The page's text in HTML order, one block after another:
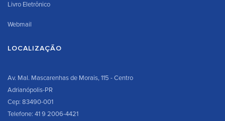
Livro Eletrônico
Webmail
LOCALIZAÇÃO
Av. Mal. Mascarenhas de Morais, 115 - Centro
Adrianópolis-PR
Cep: 83490-001
Telefone: 41 9 2006-4421